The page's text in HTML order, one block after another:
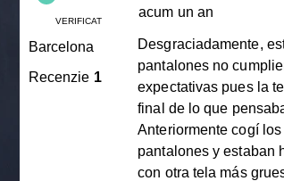
VERIFICAT
Barcelona
Recenzie 1
acum un an
Desgraciadamente,
pantalones no
expectativas pues la
final de lo que
Anteriormente cogí
pantalones y estaban
con otra tela más